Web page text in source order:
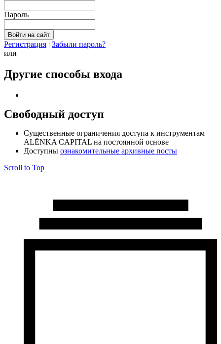
Пароль
Регистрация | Забыли пароль?
или
Другие способы входа
Свободный доступ
Cущественные ограничения доступа к инструментам
ALЁNKA CAPITAL на постоянной основе
Доступны ознакомительные архивные посты
Scroll to Top